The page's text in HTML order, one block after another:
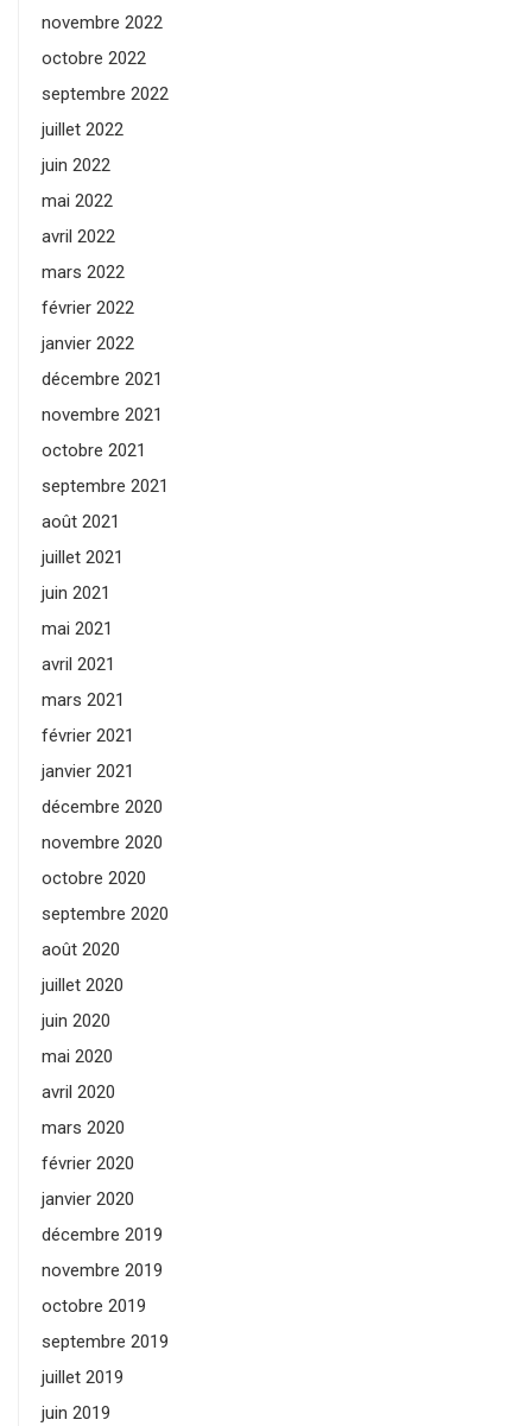
novembre 2022
octobre 2022
septembre 2022
juillet 2022
juin 2022
mai 2022
avril 2022
mars 2022
février 2022
janvier 2022
décembre 2021
novembre 2021
octobre 2021
septembre 2021
août 2021
juillet 2021
juin 2021
mai 2021
avril 2021
mars 2021
février 2021
janvier 2021
décembre 2020
novembre 2020
octobre 2020
septembre 2020
août 2020
juillet 2020
juin 2020
mai 2020
avril 2020
mars 2020
février 2020
janvier 2020
décembre 2019
novembre 2019
octobre 2019
septembre 2019
juillet 2019
juin 2019